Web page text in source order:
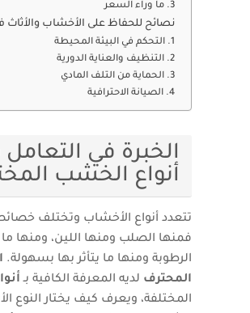
3. ما وراء السعر
نصائح للحفاظ على الأخشاب والأثاث
1. التحكم في البيئة المحيطة
2. التنظيف والعناية الدورية
3. الحماية من التلف المادي
4. الصيانة الاحترافية
الخبرة في
أنواع الخشب
تتعدد أنواع الأخشاب وتختلف
فمنها الصلب ومنها اللين، ومنها
الرطوبة ومنها ما يتأثر بها بسهولة.
المحترف لديه المعرفة الكافية بـ
المختلفة، ويعرف كيف يختار النوع